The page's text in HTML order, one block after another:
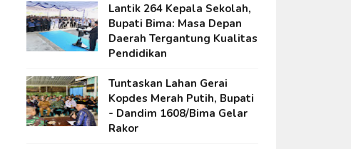
Lantik 264 Kepala Sekolah,
Bupati Bima: Masa Depan
Daerah Tergantung Kualitas
Pendidikan
Tuntaskan Lahan Gerai
Kopdes Merah Putih, Bupati
- Dandim 1608/Bima Gelar
Rakor